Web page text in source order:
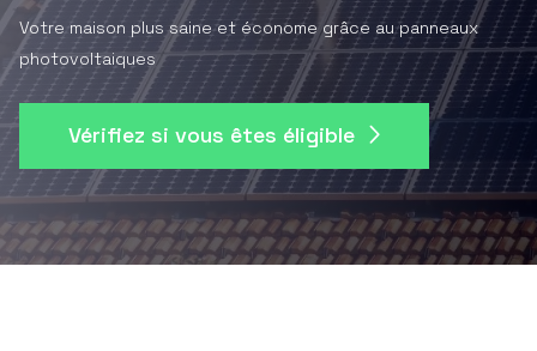
Votre maison plus saine et économe grâce au panneaux
photovoltaiques
Vérifiez si vous êtes éligible